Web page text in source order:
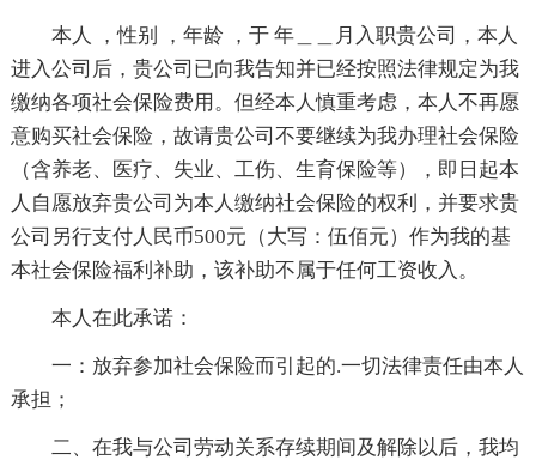
本人 ，性别 ，年龄 ，于 年＿＿月入职贵公司，本人
进入公司后，贵公司已向我告知并已经按照法律规定为我
缴纳各项社会保险费用。但经本人慎重考虑，本人不再愿
意购买社会保险，故请贵公司不要继续为我办理社会保险
（含养老、医疗、失业、工伤、生育保险等），即日起本
人自愿放弃贵公司为本人缴纳社会保险的权利，并要求贵
公司另行支付人民币500元（大写：伍佰元）作为我的基
本社会保险福利补助，该补助不属于任何工资收入。
本人在此承诺：
一：放弃参加社会保险而引起的.一切法律责任由本人
承担；
二、在我与公司劳动关系存续期间及解除以后，我均